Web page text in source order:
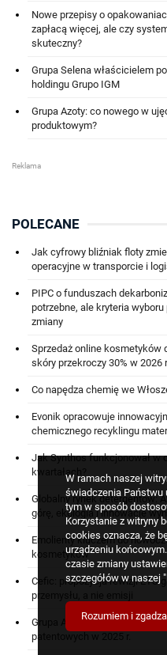
W ramach naszej
świadczenia Państwu
tym w sposób
Korzystanie z witryny
cookies oznacza, że
urządzeniu
czasie zmiany
szczegółów w naszej
Rozumiem i
Nowe przepisy o
zapłacą więcej, ale czy
skuteczny?
Grupa Selena właścicielem
holdingu Grupo IGM
Grupa Azoty: co nowego w
produktowym?
POLECANE
Jak cyfrowy bliźniak floty
operacyjne w transporcie i
PIPC o funduszach
potrzebne, ale kryteria
zmiany
Sprzedaż online kosmetyków
skóry przekroczy 30% w 2026
Co napędza chemię we
Evonik opracowuje
chemicznego recyklingu
Jak Synthos funkcjonował w
kwartałach?
Globalny rynek detergentów:
górę, ekologia i innowacje
Emolienty kluczem do
kosmetyków
Cefic: propozycja rewizji ETS
przemysłu, a nie emisji
Grupa Azoty ZAK: sześć
patentowych w 2025 r.